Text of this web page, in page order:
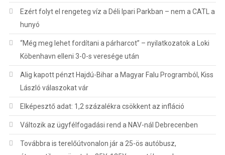
Ezért folyt el rengeteg víz a Déli Ipari Parkban – nem a CATL a
hunyó
“Még meg lehet fordítani a párharcot” – nyilatkozatok a Loki
Köbenhavn elleni 3-0-s veresége után
Alig kapott pénzt Hajdú-Bihar a Magyar Falu Programból, Kiss
László válaszokat vár
Elképesztő adat: 1,2 százalékra csökkent az infláció
Változik az ügyfélfogadási rend a NAV-nál Debrecenben
Továbbra is terelőútvonalon jár a 25-ös autóbusz,